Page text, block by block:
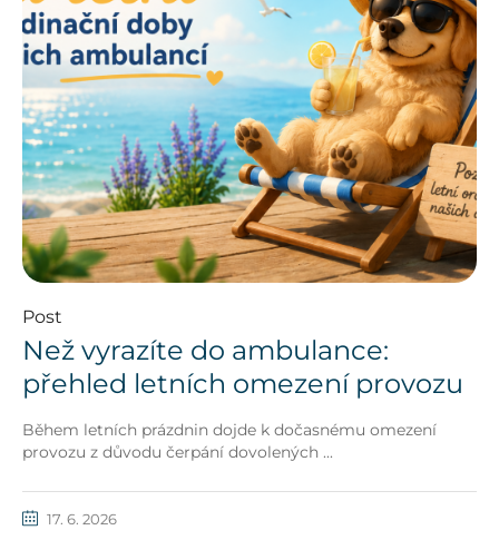
Post
Než vyrazíte do ambulance:
přehled letních omezení provozu
Během letních prázdnin dojde k dočasnému omezení
provozu z důvodu čerpání dovolených ...
17. 6. 2026